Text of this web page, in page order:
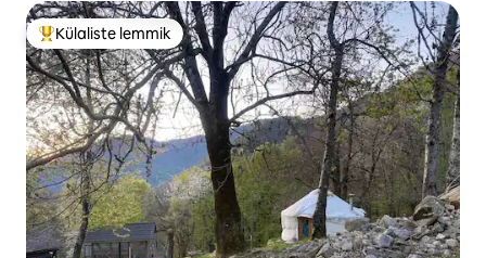
Külaliste suur lemmik
Külaliste lemmik